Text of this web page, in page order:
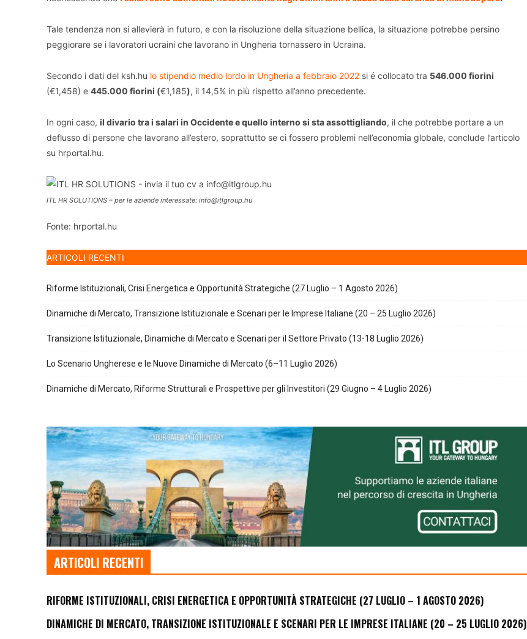
Tale tendenza non si allevierà in futuro, e con la risoluzione della situazione bellica, la situazione potrebbe persino
peggiorare se i lavoratori ucraini che lavorano in Ungheria tornassero in Ucraina.
Secondo i dati del ksh.hu lo stipendio medio lordo in Ungheria a febbraio 2022 si é collocato tra 546.000 fiorini
(€1,458) e 445.000 fiorini (€1,185), il 14,5% in più rispetto all’anno precedente.
In ogni caso, il divario tra i salari in Occidente e quello interno si sta assottigliando, il che potrebbe portare a un
deflusso di persone che lavorano all’estero, soprattutto se ci fossero problemi nell’economia globale, conclude l’articolo
su hrportal.hu.
ITL HR SOLUTIONS – per le aziende interessate: info@itlgroup.hu
Fonte: hrportal.hu
ARTICOLI RECENTI
Riforme Istituzionali, Crisi Energetica e Opportunità Strategiche (27 Luglio – 1 Agosto 2026)
Dinamiche di Mercato, Transizione Istituzionale e Scenari per le Imprese Italiane (20 – 25 Luglio 2026)
Transizione Istituzionale, Dinamiche di Mercato e Scenari per il Settore Privato (13-18 Luglio 2026)
Lo Scenario Ungherese e le Nuove Dinamiche di Mercato (6–11 Luglio 2026)
Dinamiche di Mercato, Riforme Strutturali e Prospettive per gli Investitori (29 Giugno – 4 Luglio 2026)
ARTICOLI RECENTI
RIFORME ISTITUZIONALI, CRISI ENERGETICA E OPPORTUNITÀ STRATEGICHE (27 LUGLIO – 1 AGOSTO 2026)
DINAMICHE DI MERCATO, TRANSIZIONE ISTITUZIONALE E SCENARI PER LE IMPRESE ITALIANE (20 – 25 LUGLIO 2026)